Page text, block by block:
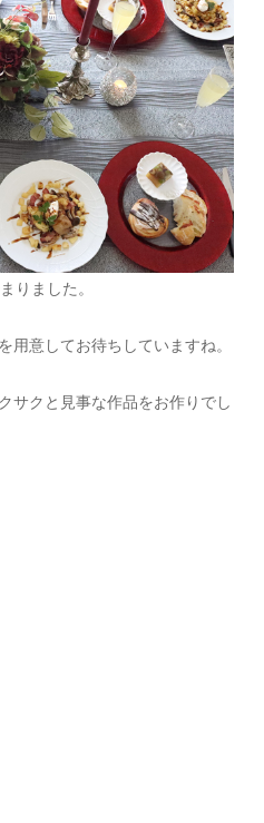
りました。
用意してお待ちしていますね。
サクと見事な作品をお作りでし